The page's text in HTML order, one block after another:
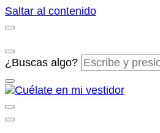
Saltar al contenido
¿Buscas algo?
Cuélate en mi vestidor